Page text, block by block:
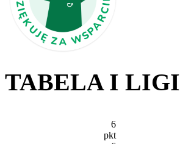
TABELA I LIGI
6
pkt